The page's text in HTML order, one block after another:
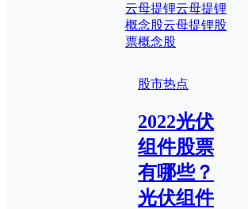
云母提锂云母提锂
概念股云母提锂股
票概念股
股市热点
2022光伏
组件股票
有哪些？
光伏组件